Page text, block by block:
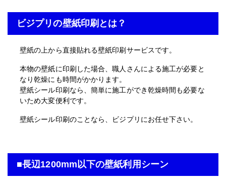
ビジプリの壁紙印刷とは？
壁紙の上から直接貼れる壁紙印刷サービスです。
本物の壁紙に印刷した場合、職人さんによる施工が必要と
なり乾燥にも時間がかかります。
壁紙シール印刷なら、簡単に施工ができ乾燥時間も必要な
いため大変便利です。
壁紙シール印刷のことなら、ビジプリにお任せ下さい。
■長辺1200mm以下の壁紙利用シーン